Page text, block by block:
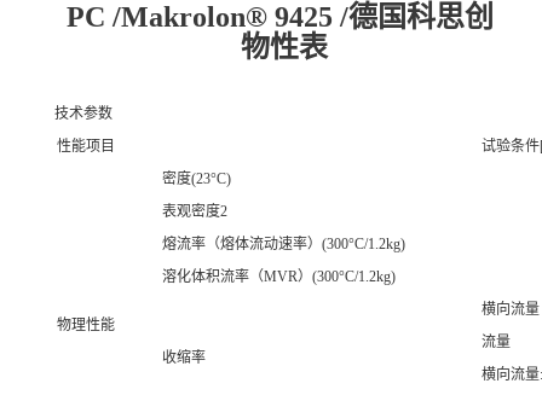
PC /Makrolon® 9425 /德国科思创
物性表
技术参数
性能项目
试验条
物理性能
密度(23°C)
表观密度2
熔流率（熔体流动速率）(300°C/1.2kg)
溶化体积流率（MVR）(300°C/1.2kg)
收缩率
横向流量
流量
横向流量